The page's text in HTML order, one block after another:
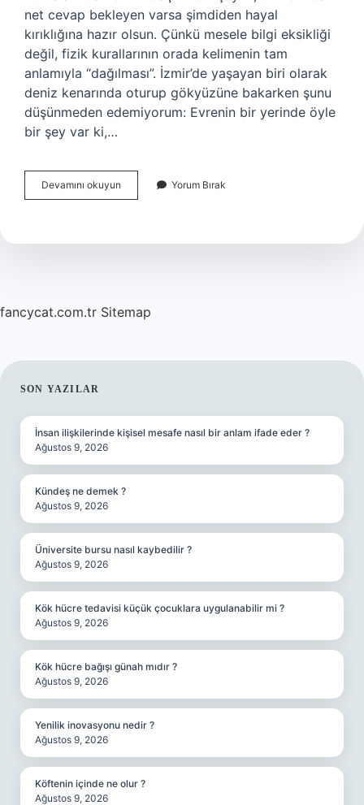
net cevap bekleyen varsa şimdiden hayal
kırıklığına hazır olsun. Çünkü mesele bilgi eksikliği
değil, fizik kurallarının orada kelimenin tam
anlamıyla “dağılması”. İzmir’de yaşayan biri olarak
deniz kenarında oturup gökyüzüne bakarken şunu
düşünmeden edemiyorum: Evrenin bir yerinde öyle
bir şey var ki,…
Devamını okuyun Karadeliğin
içinde
?
Yorum Bırak
fancycat.com.tr Sitemap
SIDEBAR
SON YAZILAR
İnsan ilişkilerinde kişisel mesafe nasıl bir anlam ifade eder ?
Ağustos 9, 2026
Kündeş ne demek ?
Ağustos 9, 2026
Üniversite bursu nasıl kaybedilir ?
Ağustos 9, 2026
Kök hücre tedavisi küçük çocuklara uygulanabilir mi ?
Ağustos 9, 2026
Kök hücre bağışı günah mıdır ?
Ağustos 9, 2026
Yenilik inovasyonu nedir ?
Ağustos 9, 2026
Köftenin içinde ne olur ?
Ağustos 9, 2026